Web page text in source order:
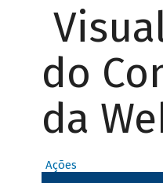
do
da
Ações